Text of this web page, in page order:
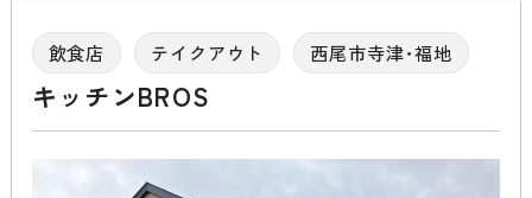
飲食店 テイクアウト 西尾市寺津･福地
キッチンBROS